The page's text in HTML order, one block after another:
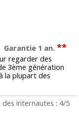
Garantie 1 an. **
regarder des
3ème génération
la plupart des